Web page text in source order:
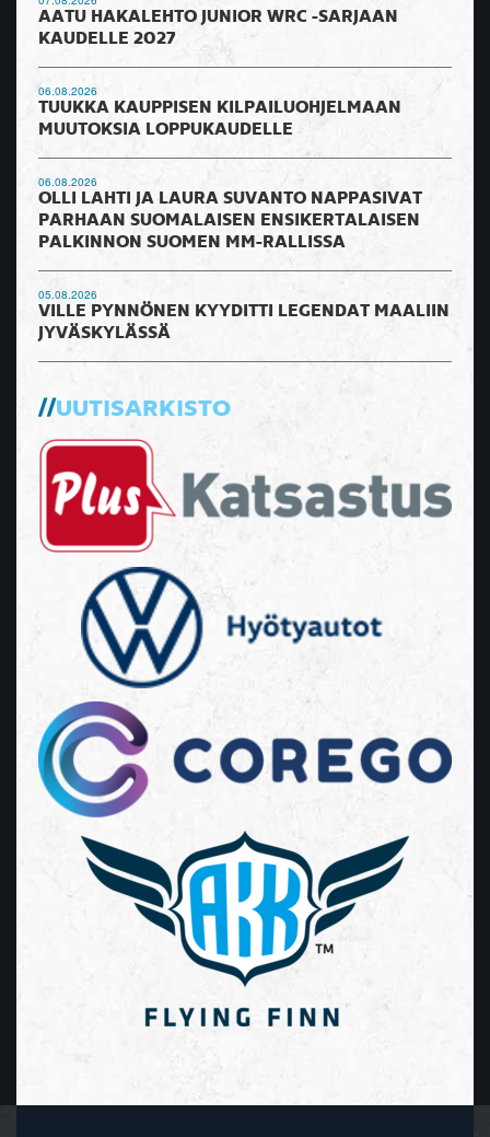
AATU HAKALEHTO JUNIOR WRC -SARJAAN
KAUDELLE 2027
06.08.2026
TUUKKA KAUPPISEN KILPAILUOHJELMAAN
MUUTOKSIA LOPPUKAUDELLE
06.08.2026
OLLI LAHTI JA LAURA SUVANTO NAPPASIVAT
PARHAAN SUOMALAISEN ENSIKERTALAISEN
PALKINNON SUOMEN MM-RALLISSA
05.08.2026
VILLE PYNNÖNEN KYYDITTI LEGENDAT MAALIIN
JYVÄSKYLÄSSÄ
UUTISARKISTO